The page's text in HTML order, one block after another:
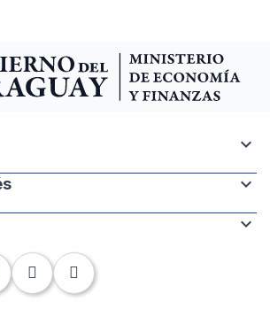
expand_more
expand_more
de la República
expand_more
Paraguay